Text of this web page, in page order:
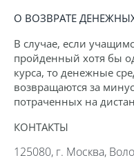
О ВОЗВРАТЕ
В случае, если
пройденный хотя бы
курса, то денежные
возвращаются за
потраченных на
КОНТАКТЫ
125080, г. Москва,